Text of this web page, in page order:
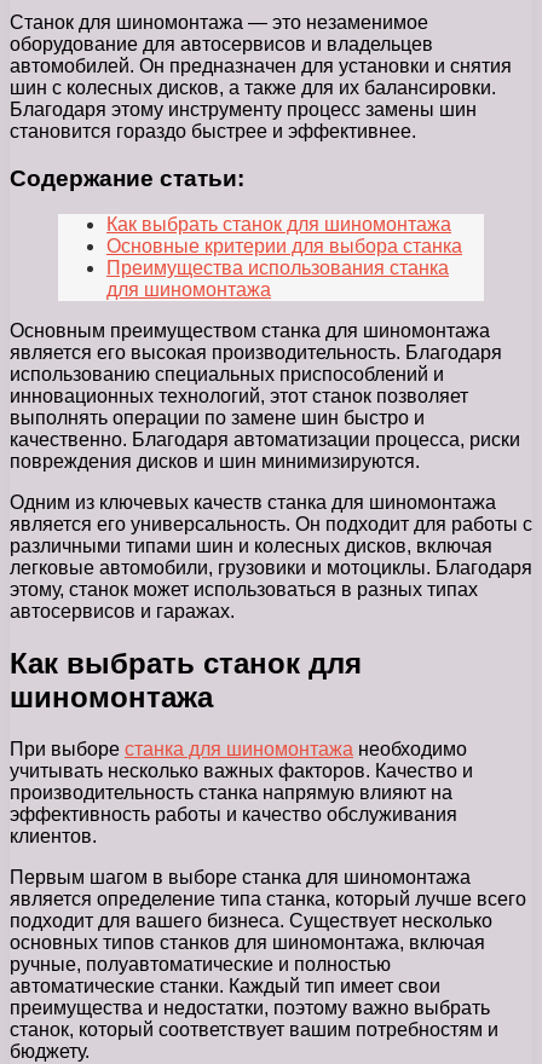
Станок для шиномонтажа — это незаменимое
оборудование для автосервисов и владельцев
автомобилей. Он предназначен для установки и снятия
шин с колесных дисков, а также для их балансировки.
Благодаря этому инструменту процесс замены шин
становится гораздо быстрее и эффективнее.
Содержание статьи:
Как выбрать станок для шиномонтажа
Основные критерии для выбора станка
Преимущества использования станка
для шиномонтажа
Основным преимуществом станка для шиномонтажа
является его высокая производительность. Благодаря
использованию специальных приспособлений и
инновационных технологий, этот станок позволяет
выполнять операции по замене шин быстро и
качественно. Благодаря автоматизации процесса, риски
повреждения дисков и шин минимизируются.
Одним из ключевых качеств станка для шиномонтажа
является его универсальность. Он подходит для работы с
различными типами шин и колесных дисков, включая
легковые автомобили, грузовики и мотоциклы. Благодаря
этому, станок может использоваться в разных типах
автосервисов и гаражах.
Как выбрать станок для
шиномонтажа
При выборе станка для шиномонтажа необходимо
учитывать несколько важных факторов. Качество и
производительность станка напрямую влияют на
эффективность работы и качество обслуживания
клиентов.
Первым шагом в выборе станка для шиномонтажа
является определение типа станка, который лучше всего
подходит для вашего бизнеса. Существует несколько
основных типов станков для шиномонтажа, включая
ручные, полуавтоматические и полностью
автоматические станки. Каждый тип имеет свои
преимущества и недостатки, поэтому важно выбрать
станок, который соответствует вашим потребностям и
бюджету.